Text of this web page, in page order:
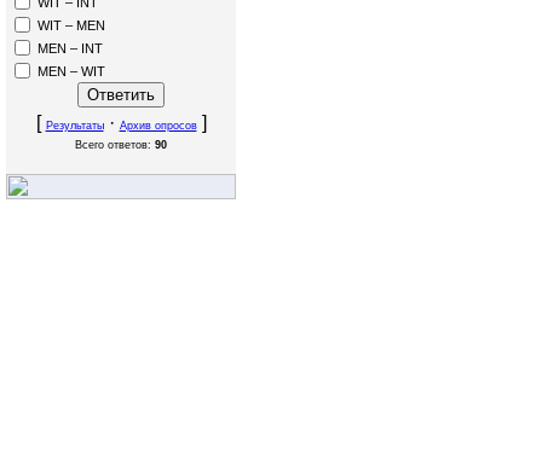
WIT – MEN
MEN – INT
MEN – WIT
[ Результаты· Архив опросов]
Всего ответов: 90